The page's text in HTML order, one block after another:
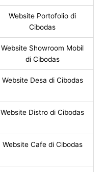
Website Portofolio di
Cibodas
Website Showroom Mobil
di Cibodas
Website Desa di Cibodas
Website Distro di Cibodas
Website Cafe di Cibodas